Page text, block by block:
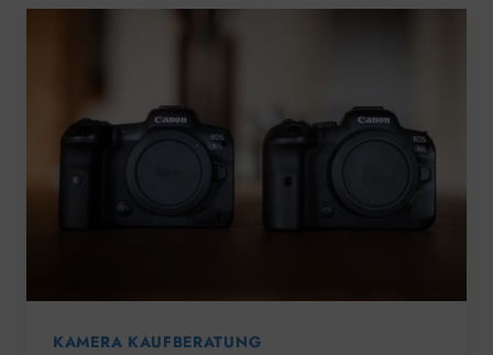
KAMERA KAUFBERATUNG